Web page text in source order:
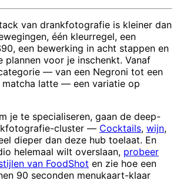
van drankfotografie is kleiner dan
één kleurregel, een
een bewerking in acht stappen en
plannen voor je inschenkt. Vanaf
— van een Negroni tot een
latte — een variatie op
je te specialiseren, gaan de deep-
cluster — Cocktails, wijn,
dieper dan deze hub toelaat. En
helemaal wilt overslaan, probeer
van FoodShot en zie hoe een
90 seconden menukaart-klaar